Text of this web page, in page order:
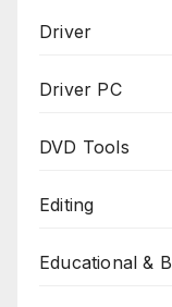
Driver
Driver PC
DVD Tools
Editing
Educational &